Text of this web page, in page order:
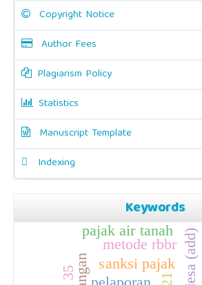
Copyright Notice
Author Fees
Plagiarism Policy
Statistics
Manuscript Template
Indexing
Keywords
sanksi pajak
metode rbbr
pajak air tanah